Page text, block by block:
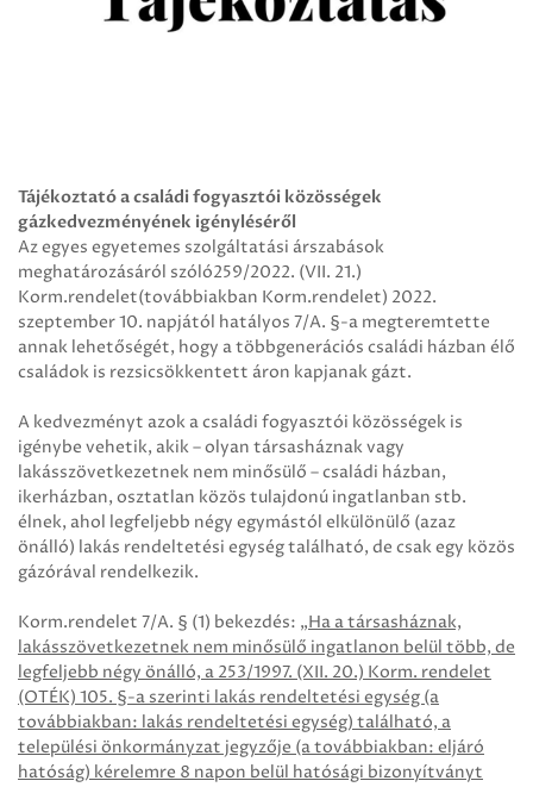
Tájékoztató a családi fogyasztói közösségek
gázkedvezményének igényléséről
Az egyes egyetemes szolgáltatási árszabások
meghatározásáról szóló259/2022. (VII. 21.)
Korm.rendelet(továbbiakban Korm.rendelet) 2022.
szeptember 10. napjától hatályos 7/A. §-a megteremtette
annak lehetőségét, hogy a többgenerációs családi házban élő
családok is rezsicsökkentett áron kapjanak gázt.
A kedvezményt azok a családi fogyasztói közösségek is
igénybe vehetik, akik – olyan társasháznak vagy
lakásszövetkezetnek nem minősülő – családi házban,
ikerházban, osztatlan közös tulajdonú ingatlanban stb.
élnek, ahol legfeljebb négy egymástól elkülönülő (azaz
önálló) lakás rendeltetési egység található, de csak egy közös
gázórával rendelkezik.
Korm.rendelet 7/A. § (1) bekezdés: „Ha a társasháznak,
lakásszövetkezetnek nem minősülő ingatlanon belül több, de
legfeljebb négy önálló, a 253/1997. (XII. 20.) Korm. rendelet
(OTÉK) 105. §-a szerinti lakás rendeltetési egység (a
továbbiakban: lakás rendeltetési egység) található, a
települési önkormányzat jegyzője (a továbbiakban: eljáró
hatóság) kérelemre 8 napon belül hatósági bizonyítványt